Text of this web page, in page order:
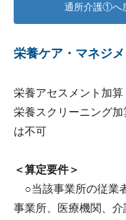
通所介護①へ
栄養ケア・マネジ
栄養アセスメント加
栄養スクリーニング
は不可
＜算定要件＞
○当該事業所の従業
事業所、医療機関、